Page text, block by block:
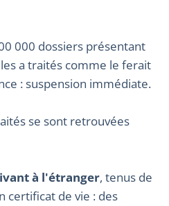
000 dossiers présentant
a traités comme le ferait
: suspension immédiate.
se sont retrouvées
à l'étranger, tenus de
certificat de vie : des